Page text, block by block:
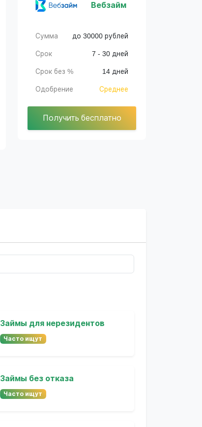
Вебзайм
Сумма до 30000 рублей
Срок 7 - 30 дней
Срок без % 14 дней
Одобрение Среднее
Получить бесплатно
Займы для нерезидентов
Часто ищут
Займы без отказа
Часто ищут